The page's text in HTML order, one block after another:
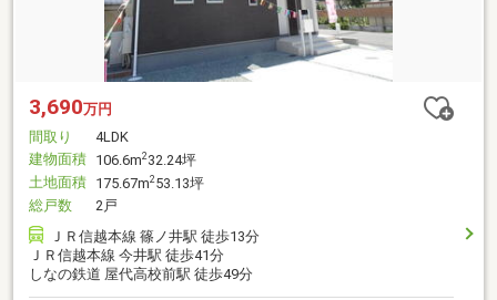
3,690万円
間取り
4LDK
建物面積 106.6m232.24坪
土地面積 175.67m253.13坪
総戸数
2戸
ＪＲ信越本線 篠ノ井駅 徒歩13分
ＪＲ信越本線 今井駅 徒歩41分
しなの鉄道 屋代高校前駅 徒歩49分